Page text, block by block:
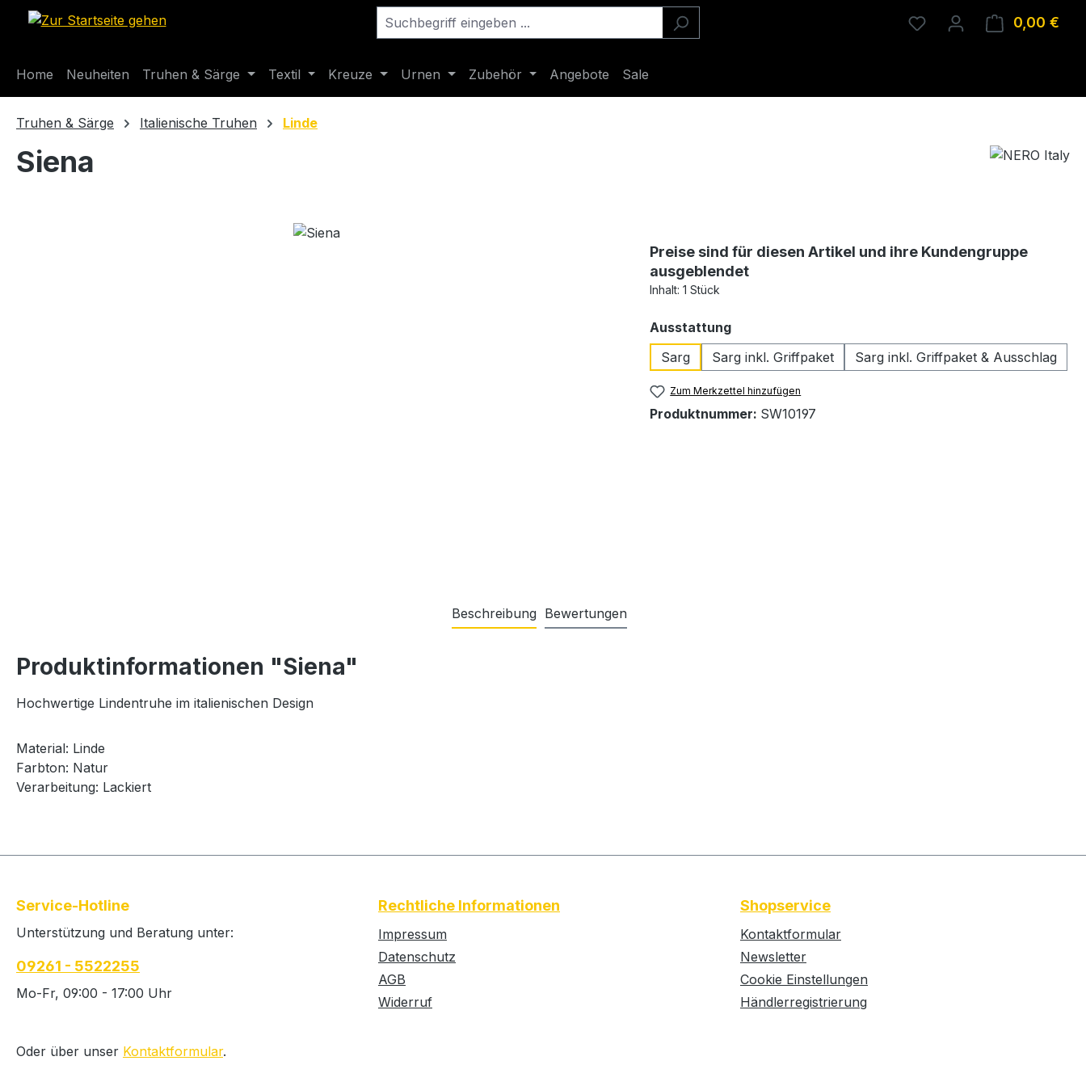
Hauptinhalt springen
Zur Suche springen
Zur Hauptnavigation springen 0,00 €
Home Neuheiten Truhen & Särge Textil Kreuze Urnen Zubehör Angebote Sale
Truhen & Särge Italienische Truhen Linde
Siena
Preise sind für diesen Artikel und ihre Kundengruppe
ausgeblendet
Inhalt: 1 Stück
Ausstattungauswählen
Sarg
Sarg inkl. Griffpaket Sarg inkl. Griffpaket & Ausschlag
Zum Merkzettel hinzufügen
Produktnummer: SW10197
Beschreibung Bewertungen
Produktinformationen "Siena"
Hochwertige Lindentruhe im italienischen Design
Material: Linde
Farbton: Natur
Verarbeitung: Lackiert
Service-Hotline
Unterstützung und Beratung unter:
09261 - 5522255
Mo-Fr, 09:00 - 17:00 Uhr
Oder über unser Kontaktformular.
Rechtliche Informationen
Impressum
Datenschutz
AGB
Widerruf
Shopservice
Kontaktformular
Newsletter
Cookie Einstellungen
Händlerregistrierung